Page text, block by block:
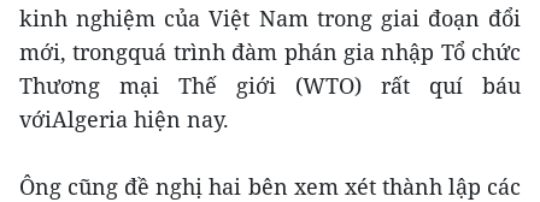
kinh nghiệm của Việt Nam trong giai đoạn đổi
mới, trongquá trình đàm phán gia nhập Tổ chức
Thương mại Thế giới (WTO) rất quí báu
vớiAlgeria hiện nay.
Ông cũng đề nghị hai bên xem xét thành lập các